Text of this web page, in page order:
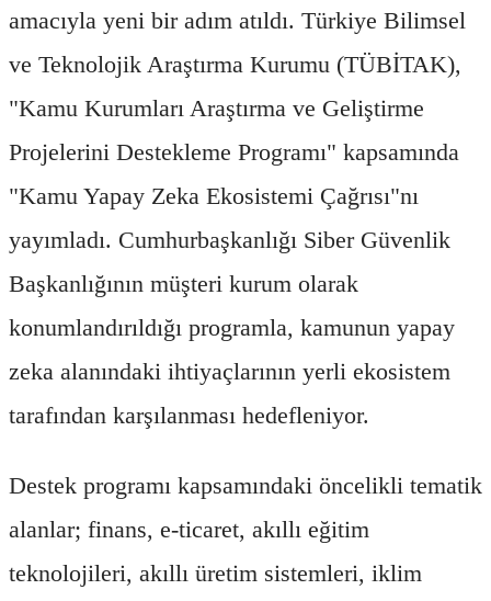
amacıyla yeni bir adım atıldı. Türkiye Bilimsel
ve Teknolojik Araştırma Kurumu (TÜBİTAK),
"Kamu Kurumları Araştırma ve Geliştirme
Projelerini Destekleme Programı" kapsamında
"Kamu Yapay Zeka Ekosistemi Çağrısı"nı
yayımladı. Cumhurbaşkanlığı Siber Güvenlik
Başkanlığının müşteri kurum olarak
konumlandırıldığı programla, kamunun yapay
zeka alanındaki ihtiyaçlarının yerli ekosistem
tarafından karşılanması hedefleniyor.
Destek programı kapsamındaki öncelikli tematik
alanlar; finans, e-ticaret, akıllı eğitim
teknolojileri, akıllı üretim sistemleri, iklim